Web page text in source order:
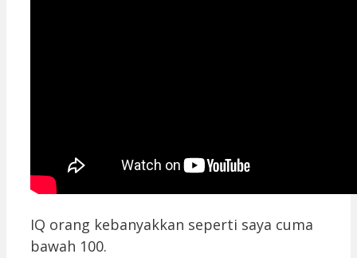
IQ orang kebanyakkan seperti saya cuma
bawah 100.